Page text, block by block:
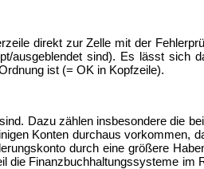
direkt zur Zelle mit der
ausgeblendet sind). Es lässt sich
ist (= OK in Kopfzeile).
Dazu zählen insbesondere die
Konten durchaus vorkommen,
durch eine größere
Finanzbuchhaltungssysteme